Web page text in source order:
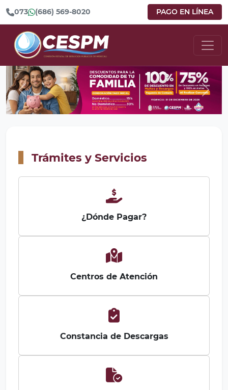
073 (686) 569-8020 PAGO EN LÍNEA
Anterior
Trámites y Servicios
¿Dónde Pagar?
Centros de Atención
Constancia de Descargas